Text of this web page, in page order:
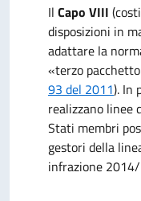
Il Capo VIII
disposizioni in
adattare la
«terzo
93 del 2011). In
realizzano linee
Stati membri
gestori della
infrazione